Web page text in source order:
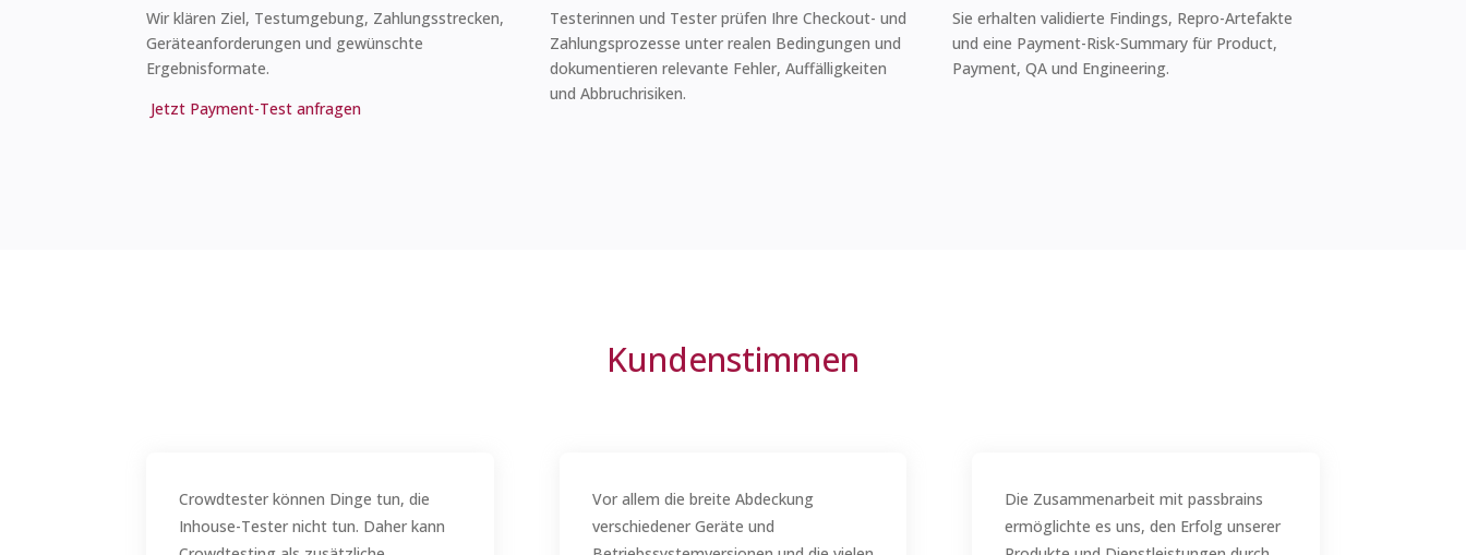
Wir klären Ziel, Testumgebung, Zahlungsstrecken,
Geräteanforderungen und gewünschte
Ergebnisformate.
Jetzt Payment-Test anfragen
Testerinnen und Tester prüfen Ihre Checkout- und
Zahlungsprozesse unter realen Bedingungen und
dokumentieren relevante Fehler, Auffälligkeiten
und Abbruchrisiken.
Sie erhalten validierte Findings, Repro-Artefakte
und eine Payment-Risk-Summary für Product,
Payment, QA und Engineering.
Kundenstimmen
Crowdtester können Dinge tun, die
Inhouse-Tester nicht tun. Daher kann
Vor allem die breite Abdeckung
verschiedener Geräte und
Die Zusammenarbeit mit passbrains
ermöglichte es uns, den Erfolg unserer